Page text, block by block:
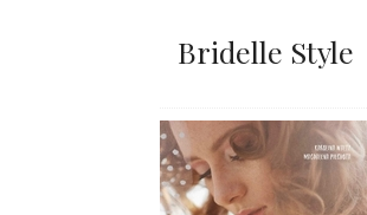
Bridelle Style